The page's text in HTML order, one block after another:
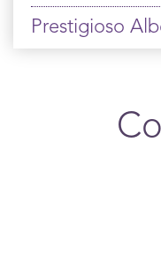
Prestigioso